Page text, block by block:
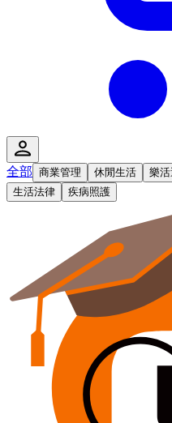
全部 商業管理 休閒生活 樂
生活法律
疾病照護